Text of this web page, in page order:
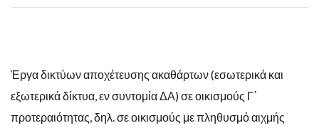
Έργα δικτύων αποχέτευσης ακαθάρτων (εσωτερικά και
εξωτερικά δίκτυα, εν συντομία ΔΑ) σε οικισμούς Γ΄
προτεραιότητας, δηλ. σε οικισμούς με πληθυσμό αιχμής